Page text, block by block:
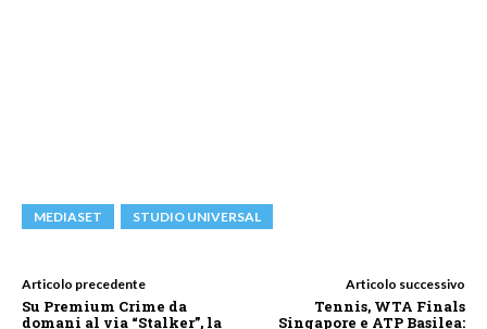
MEDIASET STUDIO UNIVERSAL
Articolo precedente
Su Premium Crime da
domani al via “Stalker”, la
Articolo successivo
Tennis, WTA Finals
Singapore e ATP Basilea: